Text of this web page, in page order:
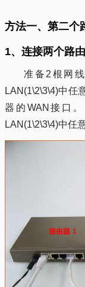
方法一、第二个
1、连接两个路
准备2根网
LAN(1\2\3\4)中任
器的WAN接口
LAN(1\2\3\4)中任